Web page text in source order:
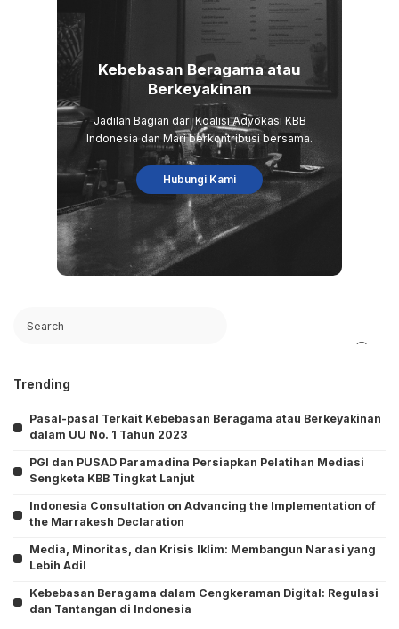
Kebebasan Beragama atau
Berkeyakinan
Jadilah Bagian dari Koalisi Advokasi KBB
Indonesia dan Mari berkontribusi bersama.
Hubungi Kami
Trending
Pasal-pasal Terkait Kebebasan Beragama atau Berkeyakinan
dalam UU No. 1 Tahun 2023
PGI dan PUSAD Paramadina Persiapkan Pelatihan Mediasi
Sengketa KBB Tingkat Lanjut
Indonesia Consultation on Advancing the Implementation of
the Marrakesh Declaration
Media, Minoritas, dan Krisis Iklim: Membangun Narasi yang
Lebih Adil
Kebebasan Beragama dalam Cengkeraman Digital: Regulasi
dan Tantangan di Indonesia